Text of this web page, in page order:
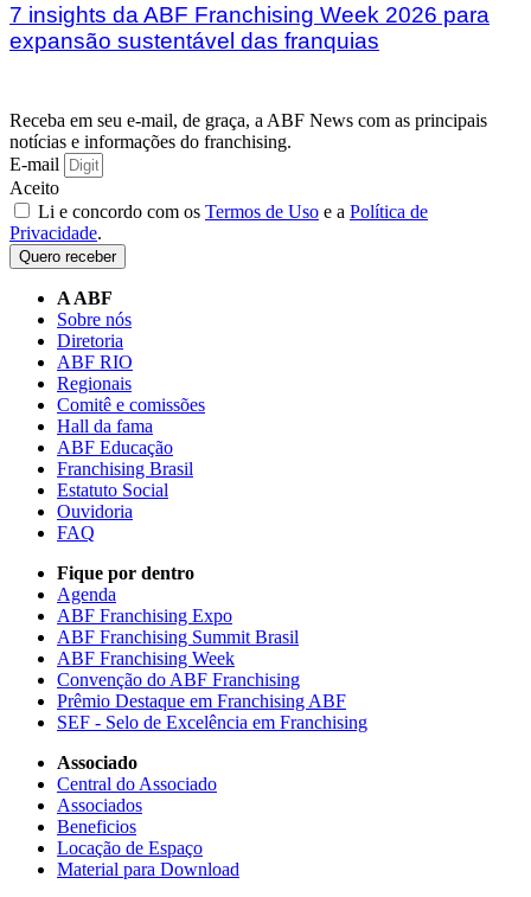
7 insights da ABF Franchising Week 2026 para
expansão sustentável das franquias
Receba em seu e-mail, de graça, a ABF News com as principais
notícias e informações do franchising.
E-mail
Aceito
Li e concordo com os Termos de Uso e a Política de
Privacidade.
Quero receber
A ABF
Sobre nós
Diretoria
ABF RIO
Regionais
Comitê e comissões
Hall da fama
ABF Educação
Franchising Brasil
Estatuto Social
Ouvidoria
FAQ
Fique por dentro
Agenda
ABF Franchising Expo
ABF Franchising Summit Brasil
ABF Franchising Week
Convenção do ABF Franchising
Prêmio Destaque em Franchising ABF
SEF - Selo de Excelência em Franchising
Associado
Central do Associado
Associados
Beneficios
Locação de Espaço
Material para Download